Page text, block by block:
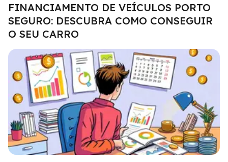
FINANCIAMENTO DE VEÍCULOS PORTO
SEGURO: DESCUBRA COMO CONSEGUIR
O SEU CARRO